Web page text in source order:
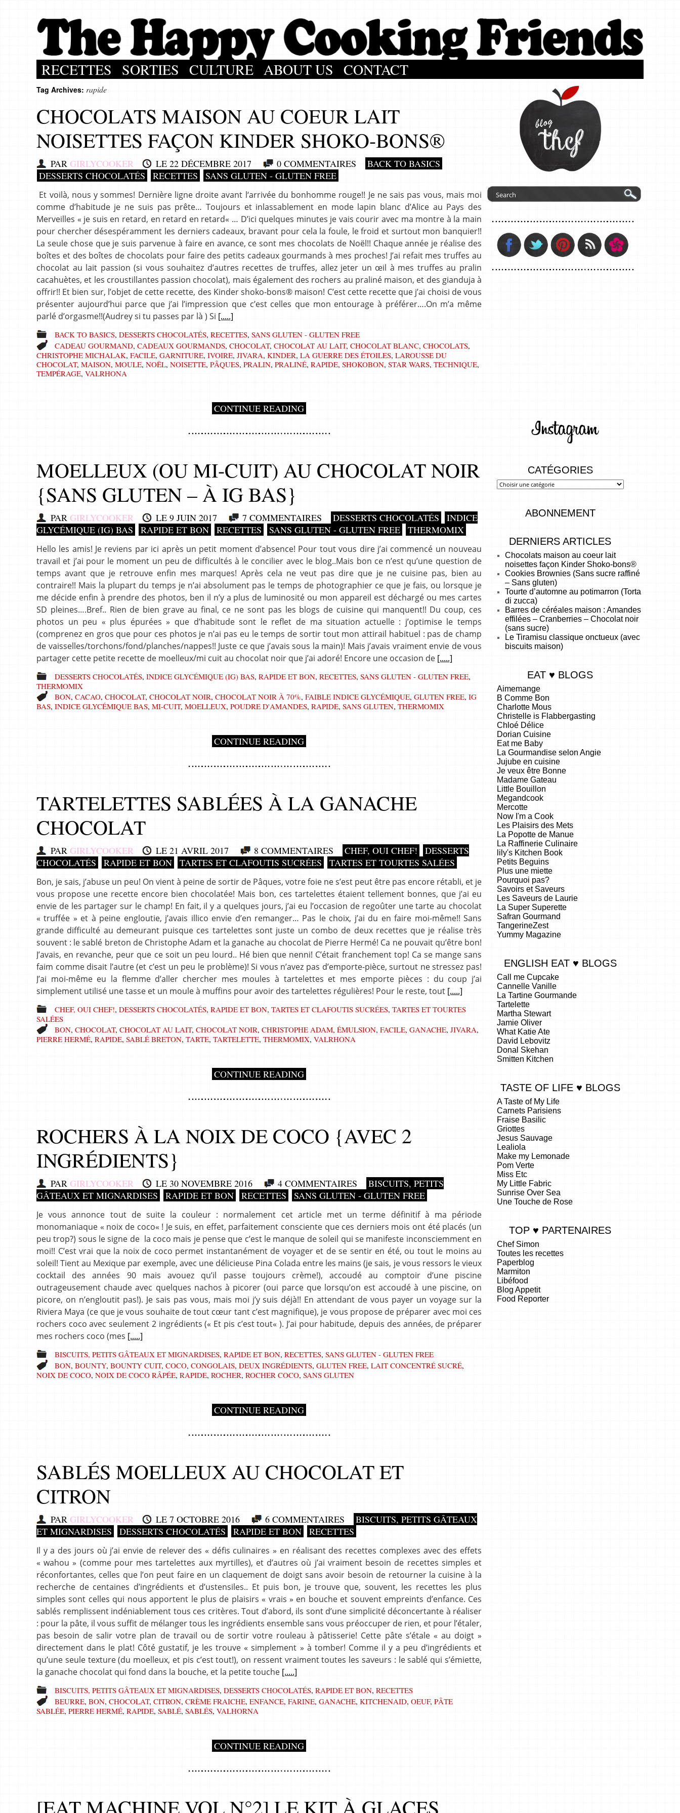
RECETTES SORTIES CULTURE ABOUT US CONTACT
Tag Archives: rapide
CHOCOLATS MAISON AU COEUR LAIT
NOISETTES FAÇON KINDER SHOKO-BONS®
PAR GIRLYCOOKER LE 22 DÉCEMBRE 2017 0 COMMENTAIRES
BACK TO BASICS
DESSERTS CHOCOLATÉS
RECETTES SANS GLUTEN - GLUTEN FREE
Et voilà, nous y sommes! Dernière ligne droite avant l‘arrivée du bonhomme rouge!! Je ne sais pas vous, mais moi
comme d’habitude je ne suis pas prête… Toujours et inlassablement en mode lapin blanc d’Alice au Pays des
Merveilles « je suis en retard, en retard en retard« … D’ici quelques minutes je vais courir avec ma montre à la main
pour chercher désespéramment les derniers cadeaux, bravant pour cela la foule, le froid et surtout mon banquier!!
La seule chose que je suis parvenue à faire en avance, ce sont mes chocolats de Noël!! Chaque année je réalise des
boîtes et des boîtes de chocolats pour faire des petits cadeaux gourmands à mes proches! J’ai refait mes truffes au
chocolat au lait passion (si vous souhaitez d’autres recettes de truffes, allez jeter un œil à mes truffes au pralin
cacahuètes, et les croustillantes passion chocolat), mais également des rochers au praliné maison, et des gianduja à
offrir!! Et bien sur, l’objet de cette recette, des Kinder shoko-bons® maison! C’est cette recette que j’ai choisi de vous
présenter aujourd’hui parce que j’ai l’impression que c’est celles que mon entourage à préférer….On m’a même
parlé d’orgasme!!(Audrey si tu passes par là ) Si [.....]
BACK TO BASICS, DESSERTS CHOCOLATÉS, RECETTES, SANS GLUTEN - GLUTEN FREE
CADEAU GOURMAND, CADEAUX GOURMANDS, CHOCOLAT, CHOCOLAT AU LAIT, CHOCOLAT BLANC, CHOCOLATS,
CHRISTOPHE MICHALAK, FACILE, GARNITURE, IVOIRE, JIVARA, KINDER, LA GUERRE DES ÉTOILES, LAROUSSE DU
CHOCOLAT, MAISON, MOULE, NOËL, NOISETTE, PÂQUES, PRALIN, PRALINÉ, RAPIDE, SHOKOBON, STAR WARS, TECHNIQUE,
TEMPÉRAGE, VALRHONA
CONTINUE READING
MOELLEUX (OU MI-CUIT) AU CHOCOLAT NOIR
{SANS GLUTEN – À IG BAS}
PAR GIRLYCOOKER LE 9 JUIN 2017 7 COMMENTAIRES DESSERTS CHOCOLATÉS
INDICE
GLYCÉMIQUE (IG) BAS
RAPIDE ET BON RECETTES SANS GLUTEN - GLUTEN FREE THERMOMIX
Hello les amis! Je reviens par ici après un petit moment d’absence! Pour tout vous dire j’ai commencé un nouveau
travail et j’ai pour le moment un peu de difficultés à le concilier avec le blog..Mais bon ce n’est qu’une question de
temps avant que je retrouve enfin mes marques! Après cela ne veut pas dire que je ne cuisine pas, bien au
contraire!! Mais la plupart du temps je n’ai absolument pas le temps de photographier ce que je fais, ou lorsque je
me décide enfin à prendre des photos, ben il n’y a plus de luminosité ou mon appareil est déchargé ou mes cartes
SD pleines….Bref.. Rien de bien grave au final, ce ne sont pas les blogs de cuisine qui manquent!! Du coup, ces
photos un peu « plus épurées » que d’habitude sont le reflet de ma situation actuelle : j’optimise le temps
(comprenez en gros que pour ces photos je n’ai pas eu le temps de sortir tout mon attirail habituel : pas de champ
de vaisselles/torchons/fond/planches/nappes!! Juste ce que j’avais sous la main)! Mais j’avais vraiment envie de vous
partager cette petite recette de moelleux/mi cuit au chocolat noir que j’ai adoré! Encore une occasion de [.....]
DESSERTS CHOCOLATÉS, INDICE GLYCÉMIQUE (IG) BAS, RAPIDE ET BON, RECETTES, SANS GLUTEN - GLUTEN FREE,
THERMOMIX
BON, CACAO, CHOCOLAT, CHOCOLAT NOIR, CHOCOLAT NOIR À 70%, FAIBLE INDICE GLYCÉMIQUE, GLUTEN FREE, IG
BAS, INDICE GLYCÉMIQUE BAS, MI-CUIT, MOELLEUX, POUDRE D'AMANDES, RAPIDE, SANS GLUTEN, THERMOMIX
CONTINUE READING
TARTELETTES SABLÉES À LA GANACHE
CHOCOLAT
PAR GIRLYCOOKER LE 21 AVRIL 2017 8 COMMENTAIRES CHEF, OUI CHEF!
DESSERTS
CHOCOLATÉS
RAPIDE ET BON TARTES ET CLAFOUTIS SUCRÉES TARTES ET TOURTES SALÉES
Bon, je sais, j’abuse un peu! On vient à peine de sortir de Pâques, votre foie ne s’est peut être pas encore rétabli, et je
vous propose une recette encore bien chocolatée! Mais bon, ces tartelettes étaient tellement bonnes, que j’ai eu
envie de les partager sur le champ! En fait, il y a quelques jours, j’ai eu l’occasion de regoûter une tarte au chocolat
« truffée » et à peine engloutie, j’avais illico envie d’en remanger… Pas le choix, j’ai du en faire moi-même!! Sans
grande difficulté au demeurant puisque ces tartelettes sont juste un combo de deux recettes que je réalise très
souvent : le sablé breton de Christophe Adam et la ganache au chocolat de Pierre Hermé! Ca ne pouvait qu’être bon!
J’avais, en revanche, peur que ce soit un peu lourd.. Hé bien que nenni! C’était franchement top! Ca se mange sans
faim comme disait l’autre (et c’est un peu le problème)! Si vous n’avez pas d’emporte-pièce, surtout ne stressez pas!
J’ai moi-même eu la flemme d’aller chercher mes moules à tartelettes et mes emporte pièces : du coup j’ai
simplement utilisé une tasse et un moule à muffins pour avoir des tartelettes régulières! Pour le reste, tout [.....]
CHEF, OUI CHEF!, DESSERTS CHOCOLATÉS, RAPIDE ET BON, TARTES ET CLAFOUTIS SUCRÉES, TARTES ET TOURTES
SALÉES
BON, CHOCOLAT, CHOCOLAT AU LAIT, CHOCOLAT NOIR, CHRISTOPHE ADAM, ÉMULSION, FACILE, GANACHE, JIVARA,
PIERRE HERMÉ, RAPIDE, SABLÉ BRETON, TARTE, TARTELETTE, THERMOMIX, VALRHONA
CONTINUE READING
ROCHERS À LA NOIX DE COCO {AVEC 2
INGRÉDIENTS}
PAR GIRLYCOOKER LE 30 NOVEMBRE 2016 4 COMMENTAIRES
BISCUITS, PETITS
GÂTEAUX ET MIGNARDISES
RAPIDE ET BON RECETTES SANS GLUTEN - GLUTEN FREE
Je vous annonce tout de suite la couleur : normalement cet article met un terme définitif à ma période
monomaniaque « noix de coco« ! Je suis, en effet, parfaitement consciente que ces derniers mois ont été placés (un
peu trop?) sous le signe de la coco mais je pense que c’est le manque de soleil qui se manifeste inconsciemment en
moi!! C’est vrai que la noix de coco permet instantanément de voyager et de se sentir en été, ou tout le moins au
soleil! Tient au Mexique par exemple, avec une délicieuse Pina Colada entre les mains (je sais, je vous ressors le vieux
cocktail des années 90 mais avouez qu’il passe toujours crème!), accoudé au comptoir d’une piscine
outrageusement chaude avec quelques nachos à picorer (oui parce que lorsqu’on est accoudé à une piscine, on
picore, on n’engloutit pas!). Je sais pas vous, mais moi j’y suis déjà!! En attendant de vous payer un voyage sur la
Riviera Maya (ce que je vous souhaite de tout cœur tant c’est magnifique), je vous propose de préparer avec moi ces
rochers coco avec seulement 2 ingrédients (« Et pis c’est tout« ). J’ai pour habitude, depuis des années, de préparer
mes rochers coco (mes [.....]
BISCUITS, PETITS GÂTEAUX ET MIGNARDISES, RAPIDE ET BON, RECETTES, SANS GLUTEN - GLUTEN FREE
BON, BOUNTY, BOUNTY CUIT, COCO, CONGOLAIS, DEUX INGRÉDIENTS, GLUTEN FREE, LAIT CONCENTRÉ SUCRÉ,
NOIX DE COCO, NOIX DE COCO RÂPÉE, RAPIDE, ROCHER, ROCHER COCO, SANS GLUTEN
CONTINUE READING
SABLÉS MOELLEUX AU CHOCOLAT ET
CITRON
PAR GIRLYCOOKER LE 7 OCTOBRE 2016 6 COMMENTAIRES
BISCUITS, PETITS GÂTEAUX
ET MIGNARDISES
DESSERTS CHOCOLATÉS RAPIDE ET BON RECETTES
Il y a des jours où j’ai envie de relever des « défis culinaires » en réalisant des recettes complexes avec des effets
« wahou » (comme pour mes tartelettes aux myrtilles), et d’autres où j’ai vraiment besoin de recettes simples et
réconfortantes, celles que l’on peut faire en un claquement de doigt sans avoir besoin de retourner la cuisine à la
recherche de centaines d’ingrédients et d’ustensiles.. Et puis bon, je trouve que, souvent, les recettes les plus
simples sont celles qui nous apportent le plus de plaisirs « vrais » en bouche et souvent empreints d’enfance. Ces
sablés remplissent indéniablement tous ces critères. Tout d’abord, ils sont d’une simplicité déconcertante à réaliser
: pour la pâte, il vous suffit de mélanger tous les ingrédients ensemble sans vous préoccuper de rien, et pour l’étaler,
pas besoin de salir votre plan de travail ou de sortir votre rouleau à pâtisserie! Cette pâte s’étale « au doigt »
directement dans le plat! Côté gustatif, je les trouve « simplement » à tomber! Comme il y a peu d’ingrédients et
qu’une seule texture (du moelleux, et pis c’est tout!), on ressent vraiment toutes les saveurs : le sablé qui s’émiette,
la ganache chocolat qui fond dans la bouche, et la petite touche [.....]
BISCUITS, PETITS GÂTEAUX ET MIGNARDISES, DESSERTS CHOCOLATÉS, RAPIDE ET BON, RECETTES
BEURRE, BON, CHOCOLAT, CITRON, CRÈME FRAICHE, ENFANCE, FARINE, GANACHE, KITCHENAID, OEUF, PÂTE
SABLÉE, PIERRE HERMÉ, RAPIDE, SABLÉ, SABLÉS, VALHORNA
CONTINUE READING
[EAT MACHINE VOL N°2] LE KIT À GLACES
CATÉGORIES
ABONNEMENT
DERNIERS ARTICLES
Chocolats maison au coeur lait
noisettes façon Kinder Shoko-bons®
Cookies Brownies (Sans sucre raffiné
– Sans gluten)
Tourte d’automne au potimarron (Torta
di zucca)
Barres de céréales maison : Amandes
effilées – Cranberries – Chocolat noir
(sans sucre)
Le Tiramisu classique onctueux (avec
biscuits maison)
EAT ♥ BLOGS
Aimemange
B Comme Bon
Charlotte Mous
Christelle is Flabbergasting
Chloé Délice
Dorian Cuisine
Eat me Baby
La Gourmandise selon Angie
Jujube en cuisine
Je veux être Bonne
Madame Gateau
Little Bouillon
Megandcook
Mercotte
Now I'm a Cook
Les Plaisirs des Mets
La Popotte de Manue
La Raffinerie Culinaire
lily's Kitchen Book
Petits Beguins
Plus une miette
Pourquoi pas?
Savoirs et Saveurs
Les Saveurs de Laurie
La Super Superette
Safran Gourmand
TangerineZest
Yummy Magazine
ENGLISH EAT ♥ BLOGS
Call me Cupcake
Cannelle Vanille
La Tartine Gourmande
Tartelette
Martha Stewart
Jamie Oliver
What Katie Ate
David Lebovitz
Donal Skehan
Smitten Kitchen
TASTE OF LIFE ♥ BLOGS
A Taste of My Life
Carnets Parisiens
Fraise Basilic
Griottes
Jesus Sauvage
Lealiola
Make my Lemonade
Pom Verte
Miss Etc
My Little Fabric
Sunrise Over Sea
Une Touche de Rose
TOP ♥ PARTENAIRES
Chef Simon
Toutes les recettes
Paperblog
Marmiton
Libéfood
Blog Appetit
Food Reporter